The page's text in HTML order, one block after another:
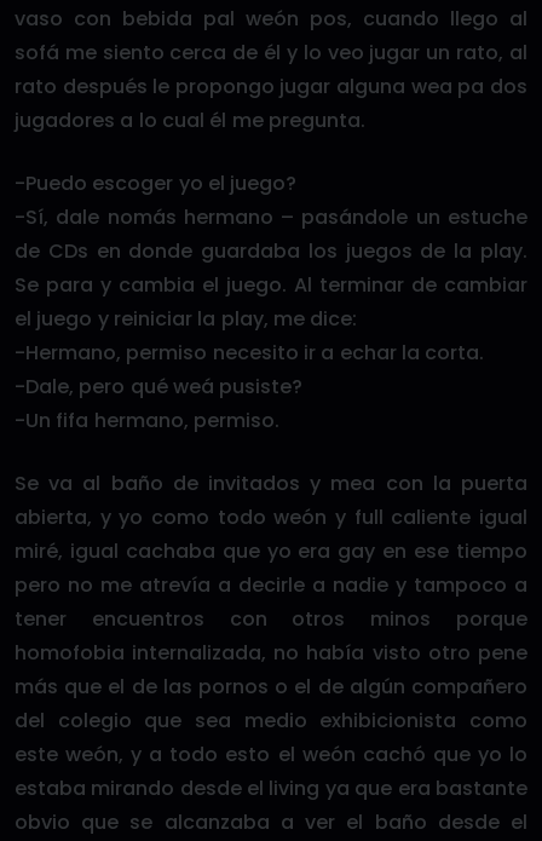
vaso con bebida pal weón pos, cuando llego al
sofá me siento cerca de él y lo veo jugar un rato, al
rato después le propongo jugar alguna wea pa dos
jugadores a lo cual él me pregunta.
-Puedo escoger yo el juego?
-Sí, dale nomás hermano – pasándole un estuche
de CDs en donde guardaba los juegos de la play.
Se para y cambia el juego. Al terminar de cambiar
el juego y reiniciar la play, me dice:
-Hermano, permiso necesito ir a echar la corta.
-Dale, pero qué weá pusiste?
-Un fifa hermano, permiso.
Se va al baño de invitados y mea con la puerta
abierta, y yo como todo weón y full caliente igual
miré, igual cachaba que yo era gay en ese tiempo
pero no me atrevía a decirle a nadie y tampoco a
tener encuentros con otros minos porque
homofobia internalizada, no había visto otro pene
más que el de las pornos o el de algún compañero
del colegio que sea medio exhibicionista como
este weón, y a todo esto el weón cachó que yo lo
estaba mirando desde el living ya que era bastante
obvio que se alcanzaba a ver el baño desde el